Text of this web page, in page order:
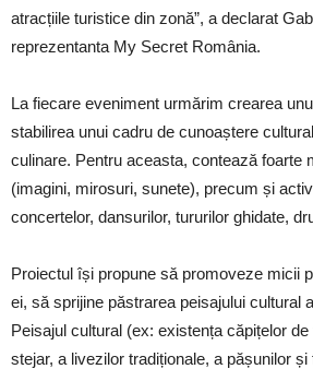
atracțiile turistice din zonă”, a declarat
reprezentanta My Secret România.
La fiecare eveniment urmărim crearea
stabilirea unui cadru de cunoaștere
culinare. Pentru aceasta, contează foarte
(imagini, mirosuri, sunete), precum și
concertelor, dansurilor, tururilor ghidate,
Proiectul își propune să promoveze micii
ei, să sprijine păstrarea peisajului cultural
Peisajul cultural (ex: existența căpițelor
stejar, a livezilor tradiționale, a pășunilor